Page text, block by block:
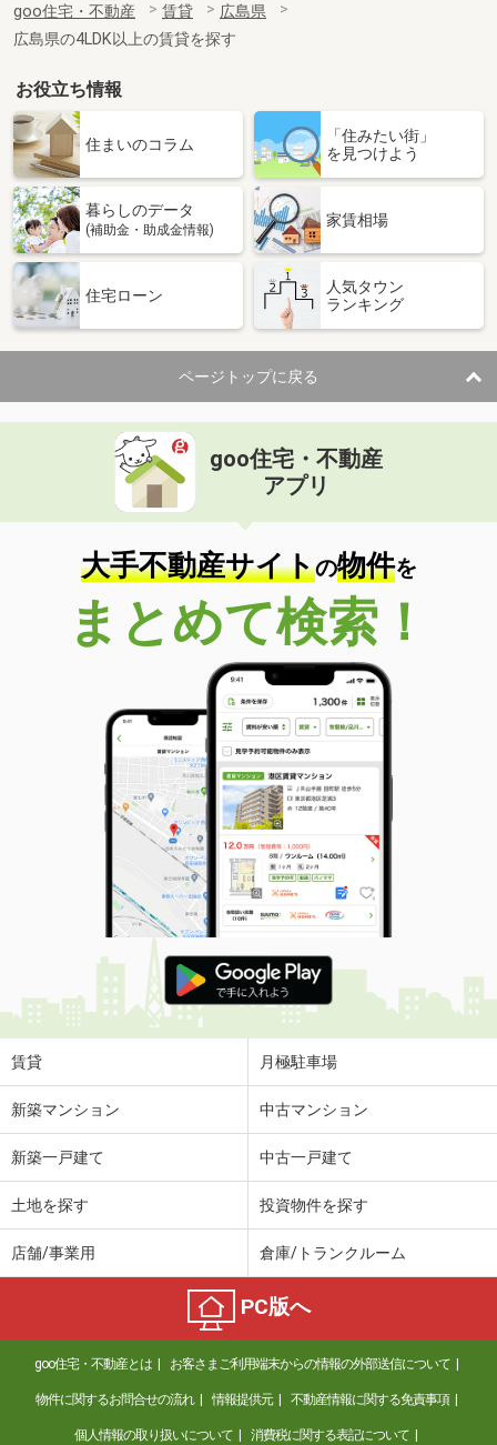
専有面積
46.37m²
間取り
2DK
広島県広島市中区国泰寺町１丁目
価 格
6.15万円
広島県広島市中区国泰寺町１丁目
専有面積 23.96m²
間取り
広島県広島市中区西十日市町
住 所
広島県広島市中区西十日市町
専有面積 25.2m²
間取り
ワンルーム
広島県福山市引野町５丁目
価 格
住 所
広島県福山市引野町５丁目
専有面積 70.27m²
間取り
3LDK
広島県広島市中区国泰寺町１丁目
価 格
3.80万円
広島県広島市中区国泰寺町１丁目
19m²
間取り
ワンルーム
広島県広島市安佐南区山本７丁目
価 格
7万円
住 所
広島県広島市安佐南区山本７丁目
専有面積 57.93m²
間取り
2LDK
広島県福山市港町１丁目
価 格
3.50万円
住 所
広島県福山市港町１丁目
専有面積
広島県広島市中区西十日市町
5.40万円
広島県広島市中区西十日市町
5.40万円
住 所
広島県広島市中区西十日市町
専有面積 25.2m²
間取り
ワンルーム
広島県広島市安佐南区高取北１丁目
goo住宅・不動産 賃貸
広島県
広島県の4LDK以上の賃貸を探す
お役立ち情報
住まいのコラム
「住みたい街」
を見つけよう
暮らしのデータ
(補助金・助成金情報)
家賃相場
住宅ローン
人気タウン
ランキング
ページトップに戻る
goo住宅・不動産
アプリ
大手不動産サイトの物件を
まとめて検索！
賃貸 月極駐車場
新築マンション 中古マンション
新築一戸建て 中古一戸建て
土地を探す 投資物件を探す
店舗/事業用 倉庫/トランクルーム
PC版へ
goo住宅・不動産とは お客さまご利用端末からの情報の外部送信について
物件に関するお問合せの流れ 情報提供元 不動産情報に関する免責事項
個人情報の取り扱いについて 消費税に関する表記について